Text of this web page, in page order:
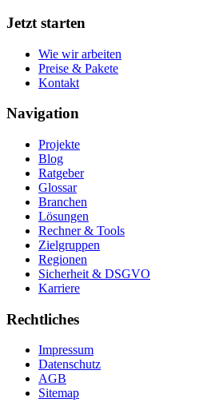
Jetzt starten
Wie wir arbeiten
Preise & Pakete
Kontakt
Navigation
Projekte
Blog
Ratgeber
Glossar
Branchen
Lösungen
Rechner & Tools
Zielgruppen
Regionen
Sicherheit & DSGVO
Karriere
Rechtliches
Impressum
Datenschutz
AGB
Sitemap